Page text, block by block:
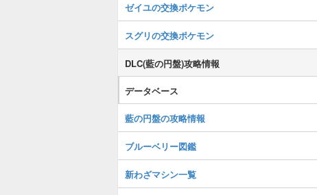
ゼイユの交換ポケモン
スグリの交換ポケモン
DLC(藍の円盤)攻略情報
データベース
藍の円盤の攻略情報
ブルーベリー図鑑
新わざマシン一覧